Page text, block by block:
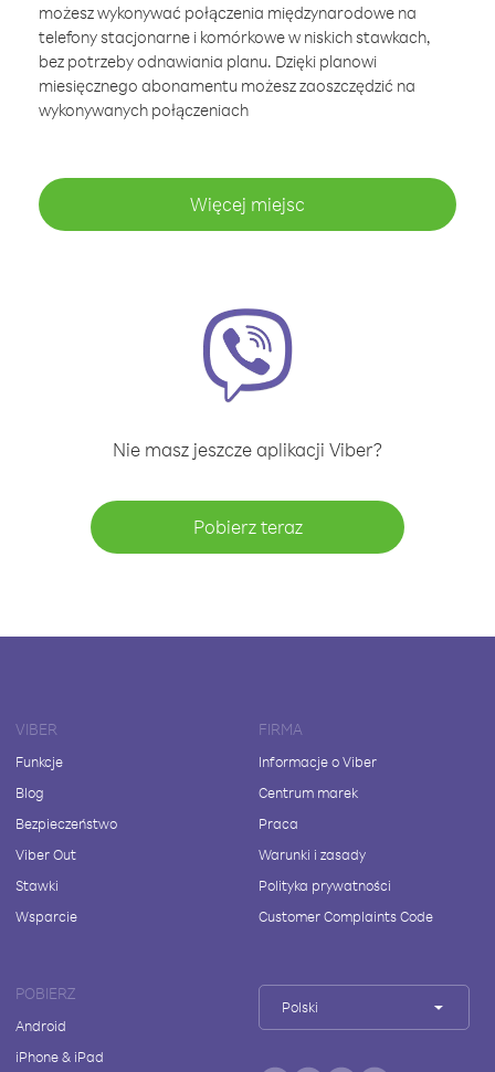
możesz wykonywać połączenia międzynarodowe na
telefony stacjonarne i komórkowe w niskich stawkach,
bez potrzeby odnawiania planu. Dzięki planowi
miesięcznego abonamentu możesz zaoszczędzić na
wykonywanych połączeniach
Więcej miejsc
Nie masz jeszcze aplikacji Viber?
Pobierz teraz
VIBER
Funkcje
Blog
Bezpieczeństwo
Viber Out
Stawki
Wsparcie
FIRMA
Informacje o Viber
Centrum marek
Praca
Warunki i zasady
Polityka prywatności
Customer Complaints Code
POBIERZ
Android
iPhone & iPad
Polski